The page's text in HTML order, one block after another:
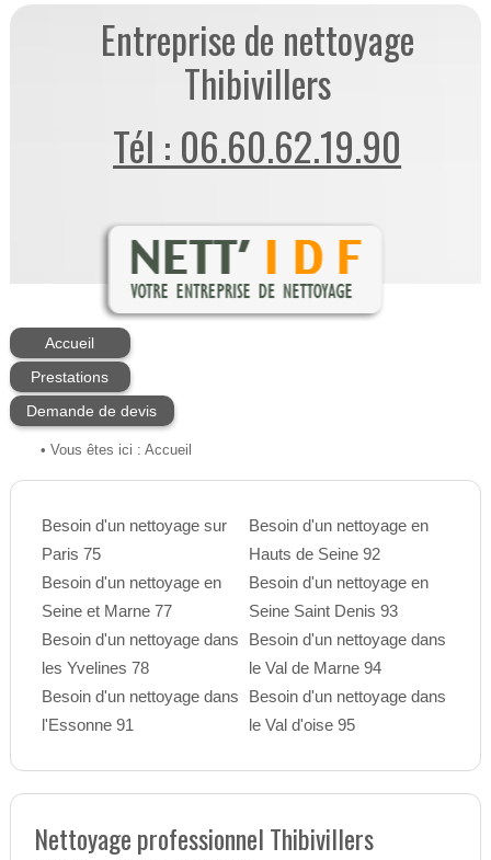
Entreprise de nettoyage
Thibivillers
Tél : 06.60.62.19.90
Accueil
Prestations
Demande de devis
• Vous êtes ici : Accueil
Besoin d'un nettoyage sur
Paris 75
Besoin d'un nettoyage en
Seine et Marne 77
Besoin d'un nettoyage dans
les Yvelines 78
Besoin d'un nettoyage dans
l'Essonne 91
Besoin d'un nettoyage en
Hauts de Seine 92
Besoin d'un nettoyage en
Seine Saint Denis 93
Besoin d'un nettoyage dans
le Val de Marne 94
Besoin d'un nettoyage dans
le Val d'oise 95
Nettoyage professionnel Thibivillers